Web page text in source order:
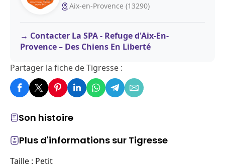
Son histoire
Plus d'informations sur Tigresse
Taille : Petit
Aix-en-Provence (13290)
Contacter La SPA - Refuge d'Aix-En-
Provence – Des Chiens En Liberté
Partager la fiche de Tigresse :